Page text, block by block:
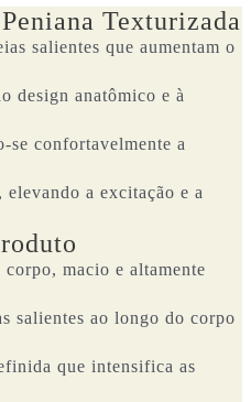
Texturizada
salientes que aumentam o
design anatômico e à
se confortavelmente a
, elevando a excitação e a
macio e altamente
salientes ao longo do corpo
que intensifica as